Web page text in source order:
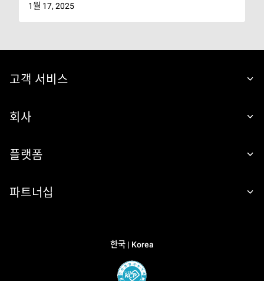
1월 17, 2025
고객 서비스
회사
플랫폼
파트너십
한국 | Korea